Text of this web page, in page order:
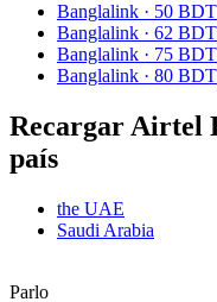
Banglalink · 50 BDT
Banglalink · 62 BDT
Banglalink · 75 BDT
Banglalink · 80 BDT
Recargar Airtel
país
the UAE
Saudi Arabia
Parlo